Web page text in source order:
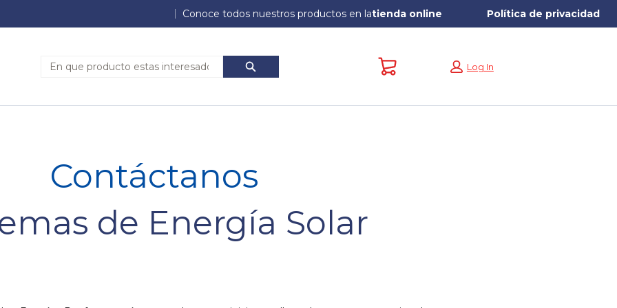
Conoce todos nuestros productos en latienda online Política de privacidad
Búsqueda
Búsqueda
Carrito: vacío
Log In
Contáctanos
de Energía Solar